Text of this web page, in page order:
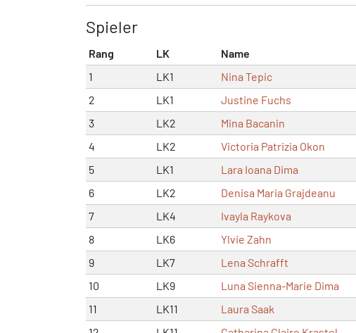
Spieler
Rang LK Name
1
LK1 Nina Tepic
2
LK1 Justine Fuchs
3
LK2 Mina Bacanin
4
LK2 Victoria Patrizia Okon
5
LK1 Lara Ioana Dima
6
LK2 Denisa Maria Grajdeanu
7
LK4 Ivayla Raykova
8
LK6 Ylvie Zahn
9
LK7 Lena Schrafft
10
LK9 Luna Sienna-Marie Dima
11
LK11 Laura Saak